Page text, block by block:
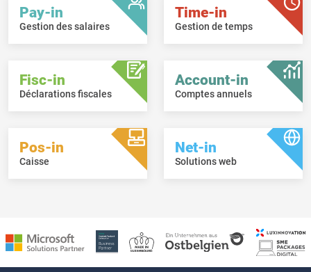
Pay-in
Gestion des salaires
Time-in
Gestion de temps
Fisc-in
Déclarations fiscales
Account-in
Comptes annuels
Pos-in
Caisse
Net-in
Solutions web